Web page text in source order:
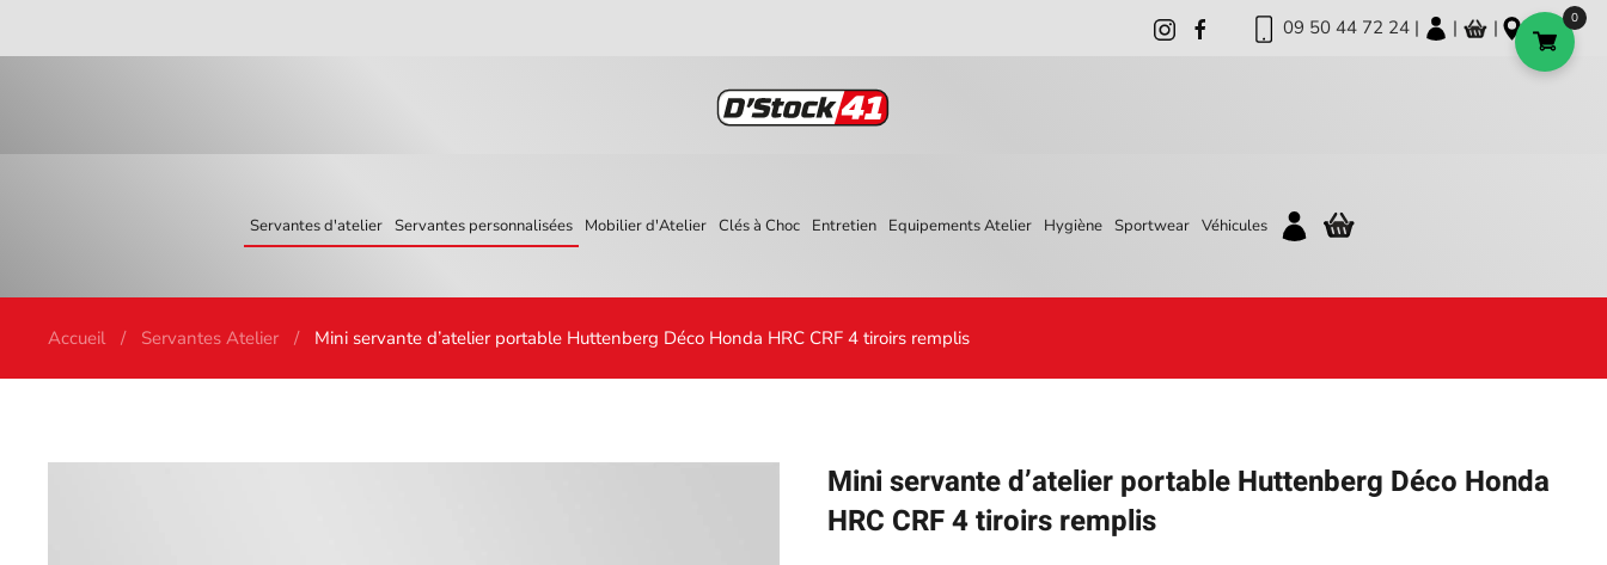
09 50 44 72 24 | | |
Servantes d'atelier Servantes personnalisées Mobilier d'Atelier Clés à Choc Entretien Equipements Atelier Hygiène Sportwear Véhicules
Accueil Servantes Atelier Mini servante d’atelier portable Huttenberg Déco Honda HRC CRF 4 tiroirs remplis
Mini servante d’atelier portable Huttenberg Déco Honda
HRC CRF 4 tiroirs remplis
0